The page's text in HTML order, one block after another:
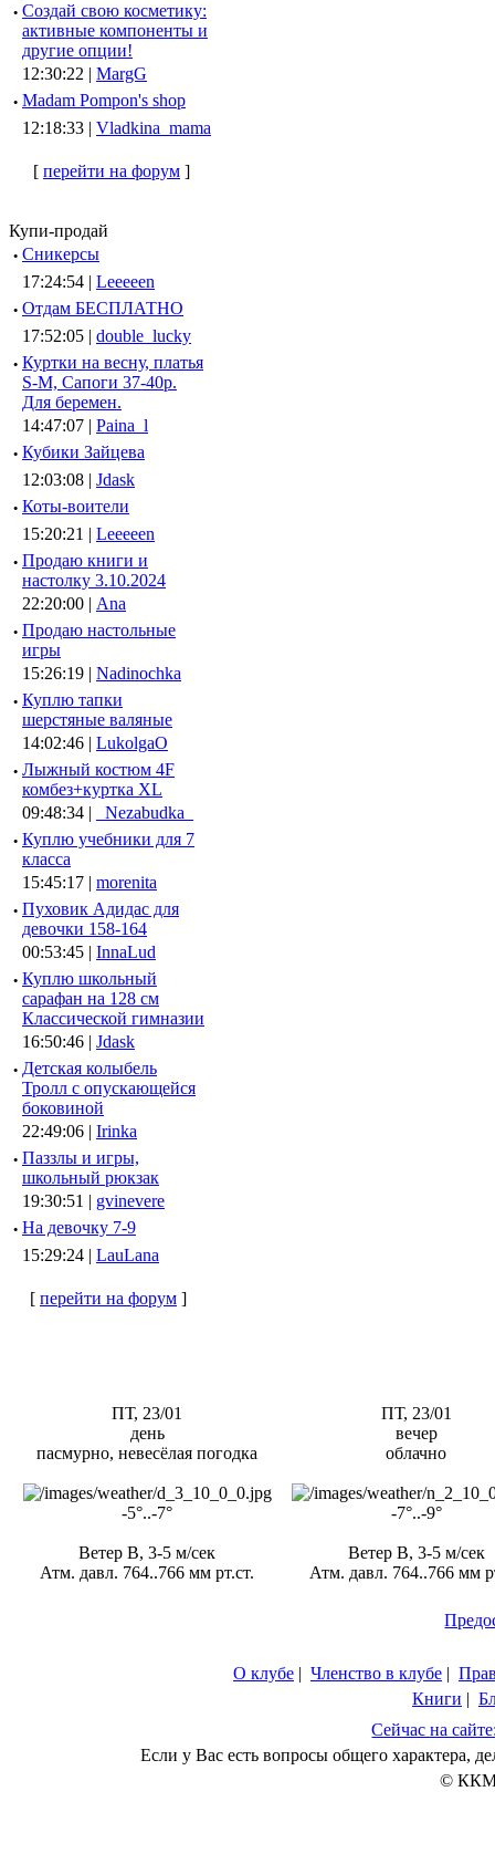
· Создай свою косметику:
активные компоненты и
другие опции!
12:30:22 | MargG
· Madam Pompon's shop
12:18:33 | Vladkina_mama
[ перейти на форум ]
Купи-продай
· Сникерсы
17:24:54 | Leeeeen
· Отдам БЕСПЛАТНО
17:52:05 | double_lucky
· Куртки на весну, платья
S-M, Сапоги 37-40р.
Для беремен.
14:47:07 | Paina_l
· Кубики Зайцева
12:03:08 | Jdask
· Коты-воители
15:20:21 | Leeeeen
· Продаю книги и
настолку 3.10.2024
22:20:00 | Ana
· Продаю настольные
игры
15:26:19 | Nadinochka
· Куплю тапки
шерстяные валяные
14:02:46 | LukolgaO
· Лыжный костюм 4F
комбез+куртка XL
09:48:34 |
_Nezabudka_
· Куплю учебники для 7
класса
15:45:17 | morenita
· Пуховик Адидас для
девочки 158-164
00:53:45 | InnaLud
· Куплю школьный
сарафан на 128 см
Классической гимназии
16:50:46 | Jdask
· Детская колыбель
Тролл с опускающейся
боковиной
22:49:06 | Irinka
· Паззлы и игры,
школьный рюкзак
19:30:51 | gvinevere
· Hа девочку 7-9
15:29:24 | LauLana
[ перейти на форум ]
ПТ, 23/01
день
пасмурно, невесёлая погодка
-5°..-7°
Ветер В, 3-5 м/сек
Атм. давл. 764..766 мм рт.ст.
ПТ, 23/01
вечер
облачно
-7°..-9°
Ветер В, 3-5 м/сек
Атм. давл. 764..766 мм
О клубе | Членство в клубе |
Книги |
Сейчас на
Если у Вас есть вопросы общего характера,
© ККМ